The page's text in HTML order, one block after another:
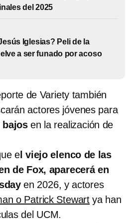
del 2025
Iglesias? Peli de la
a ser funado por acoso
de Variety también
actores jóvenes para
bajosen la realización de
el viejo elenco de las
de Fox, aparecerá en
en 2026, y actores
o Patrick Stewart ya han
del UCM.